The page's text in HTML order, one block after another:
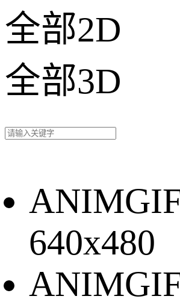
全部2D
全部3D
640x480